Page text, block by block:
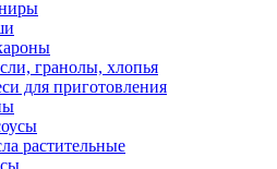
гранолы, хлопья
для приготовления
растительные